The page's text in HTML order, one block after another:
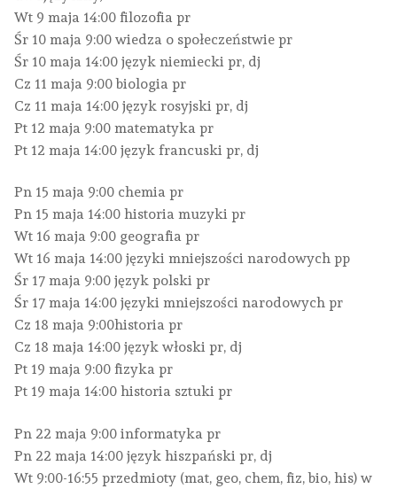
Wt 9 maja 14:00 filozofia pr
Śr 10 maja 9:00 wiedza o społeczeństwie pr
Śr 10 maja 14:00 język niemiecki pr, dj
Cz 11 maja 9:00 biologia pr
Cz 11 maja 14:00 język rosyjski pr, dj
Pt 12 maja 9:00 matematyka pr
Pt 12 maja 14:00 język francuski pr, dj
Pn 15 maja 9:00 chemia pr
Pn 15 maja 14:00 historia muzyki pr
Wt 16 maja 9:00 geografia pr
Wt 16 maja 14:00 języki mniejszości narodowych pp
Śr 17 maja 9:00 język polski pr
Śr 17 maja 14:00 języki mniejszości narodowych pr
Cz 18 maja 9:00historia pr
Cz 18 maja 14:00 język włoski pr, dj
Pt 19 maja 9:00 fizyka pr
Pt 19 maja 14:00 historia sztuki pr
Pn 22 maja 9:00 informatyka pr
Pn 22 maja 14:00 język hiszpański pr, dj
Wt 9:00-16:55 przedmioty (mat, geo, chem, fiz, bio, his) w